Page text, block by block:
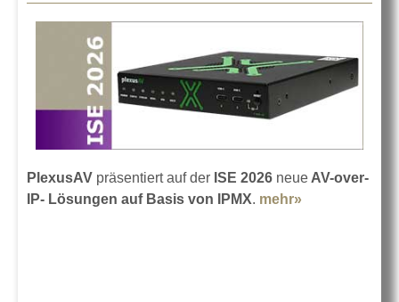
PlexusAV präsentiert auf der ISE 2026 neue AV-over-
IP- Lösungen auf Basis von IPMX. mehr»